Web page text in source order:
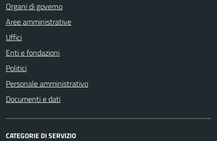
Organi di governo
Aree amministrative
Uffici
Enti e fondazioni
Politici
Personale amministrativo
Documenti e dati
CATEGORIE DI SERVIZIO